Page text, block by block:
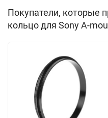
Покупатели, которые
кольцо для Sony A-